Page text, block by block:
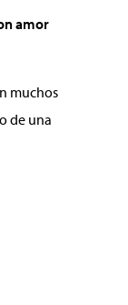
amor
muchos
de una